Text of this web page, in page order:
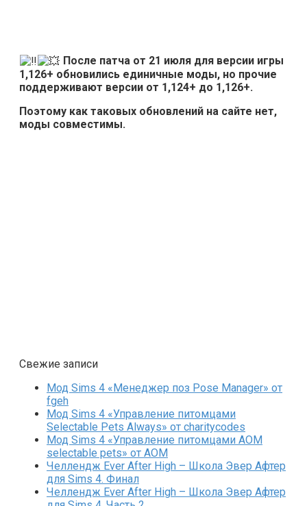
После патча от 21 июля для версии игры
1,126+ обновились единичные моды, но прочие
поддерживают версии от 1,124+ до 1,126+.
Поэтому как таковых обновлений на сайте нет,
моды совместимы.
Свежие записи
Мод Sims 4 «Менеджер поз Pose Manager» от
fgeh
Мод Sims 4 «Управление питомцами
Selectable Pets Always» от charitycodes
Мод Sims 4 «Управление питомцами AOM
selectable pets» от AOM
Челлендж Ever After High – Школа Эвер Афтер
для Sims 4. Финал
Челлендж Ever After High – Школа Эвер Афтер